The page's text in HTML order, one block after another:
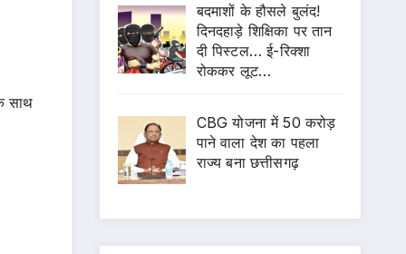
साथ
बदमाशों के हौसले बुलंद!
दिनदहाड़े शिक्षिका पर तान
दी पिस्टल… ई-रिक्शा
रोककर लूट…
CBG योजना में 50 करोड़
पाने वाला देश का पहला
राज्य बना छत्तीसगढ़